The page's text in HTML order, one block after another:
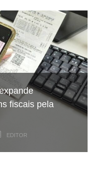
fiscais pela
EDITOR
de
Hospital São
EDITOR
mas a
continua a
EDITOR